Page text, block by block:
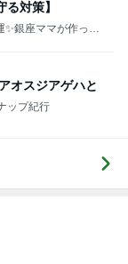
対策】
銀座ママが作った
オスジアゲハと
ップ紀行